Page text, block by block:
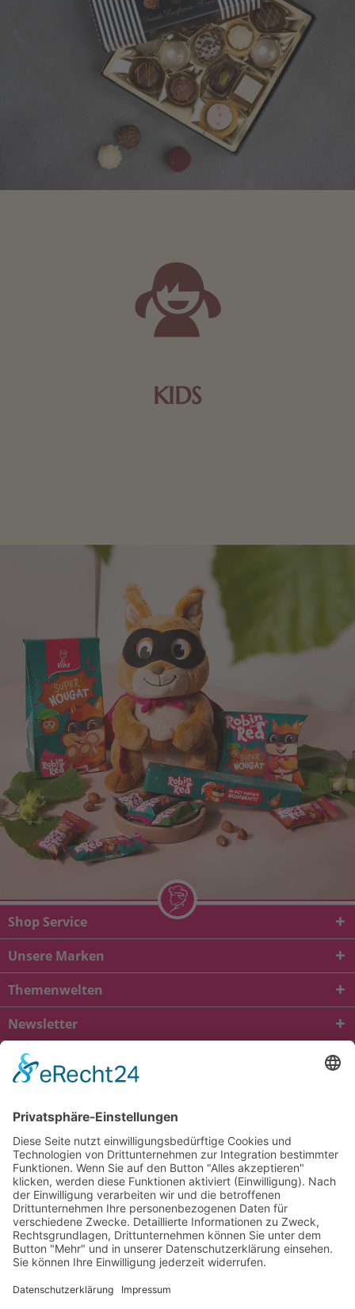
KIDS
Shop Service
Unsere Marken
Themenwelten
Newsletter
* Alle Preise inkl. gesetzl. Mehrwertsteuer zzgl.
und ggf.
Nachnahmegebühren, wenn nicht anders beschrieben
viba.de
4.90von5.00bei1684
Kontakt Versandkosten und Lieferung
Zahlungsarten
FAQ – Häufig gestellte Fragen
Mein Konto
Allgemeine Geschäftsbedingungen
Datenschutz
Impressum
Barrierefreiheit
Cookie-Einstellungen
Widerrufsbelehrung
Vertrag widerrufen